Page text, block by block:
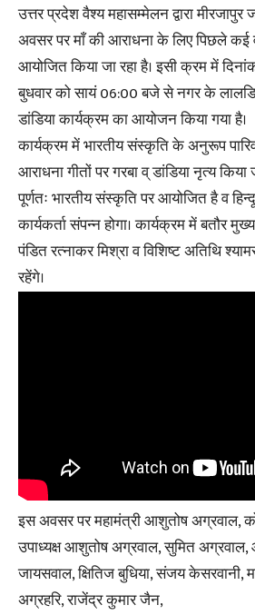
उत्तर प्रदेश वैश्य महासम्मेलन द्वारा
अवसर पर माँ की आराधना के लिए पिछले कई
आयोजित किया जा रहा है। इसी क्रम में
बुधवार को सायं 06:00 बजे से नगर के
डांडिया कार्यक्रम का आयोजन किया गया है।
कार्यक्रम में भारतीय संस्कृति के अनुरूप
आराधना गीतों पर गरबा व् डांडिया नृत्य किया
पूर्णतः भारतीय संस्कृति पर आयोजित है व
कार्यकर्ता संपन्न होगा। कार्यक्रम में बतौर
पंडित रत्नाकर मिश्रा व विशिष्ट अतिथि
रहेंगे।
इस अवसर पर महामंत्री आशुतोष अग्रवाल,
उपाध्यक्ष आशुतोष अग्रवाल, सुमित
जायसवाल, क्षितिज बुधिया, संजय
अग्रहरि, राजेंद्र कुमार जैन,